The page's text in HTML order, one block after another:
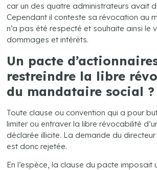
car un des quatre administrateurs avait
Cependant il conteste sa révocation au
n’a pas été respecté et souhaite ainsi le
dommages et intérêts.
Un pacte
restreindre la libre
du mandataire social ?
Toute clause ou convention qui a pour
limiter ou entraver la libre révocabilité
déclarée illicite. La demande du
est donc rejetée.
En l’espèce, la clause du pacte imposait